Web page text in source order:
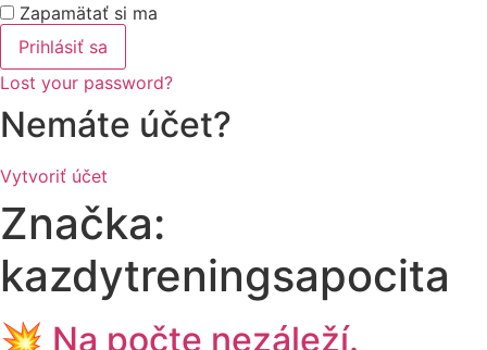
Zapamätať si ma
Prihlásiť sa
Lost your password?
Nemáte účet?
Vytvoriť účet
Značka:
kazdytreningsapocita
💥 Na počte nezáleží.